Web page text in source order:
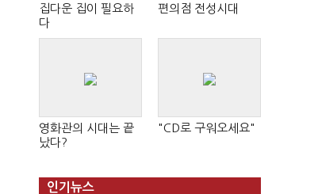
집다운 집이 필요하
다
편의점 전성시대
영화관의 시대는 끝
났다?
"CD로 구워오세요"
인기뉴스